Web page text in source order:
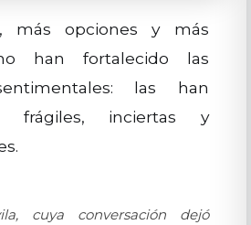
han fortalecido las
las han
frágiles, inciertas y
cuya conversación dejó